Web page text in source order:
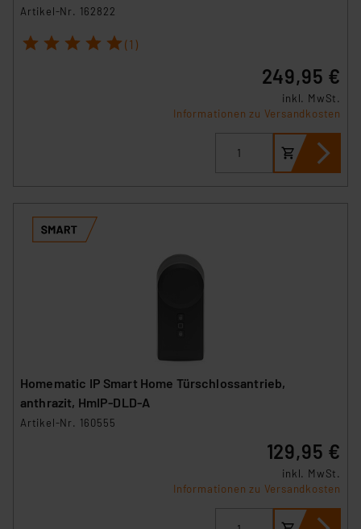
Artikel-Nr. 162822
1 2 3 4 5 (1)
249,95 €
inkl. MwSt.
Informationen zu Versandkosten
Homematic IP Smart Home Türschlossantrieb,
anthrazit, HmIP-DLD-A
Artikel-Nr. 160555
129,95 €
inkl. MwSt.
Informationen zu Versandkosten